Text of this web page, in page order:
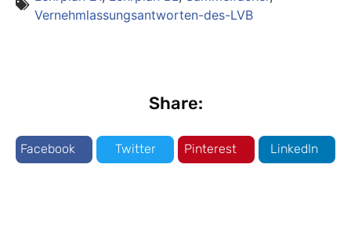
Vernehmlassungsantworten-des-LVB
Share:
Facebook Twitter Pinterest LinkedIn